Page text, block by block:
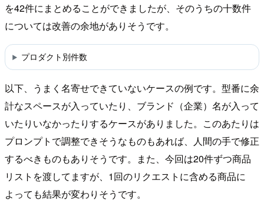
を42件にまとめることができましたが、そのうちの十数件
については改善の余地がありそうです。
プロダクト別件数
以下、うまく名寄せできていないケースの例です。型番に余
計なスペースが入っていたり、ブランド（企業）名が入って
いたりいなかったりするケースがありました。このあたりは
プロンプトで調整できそうなものもあれば、人間の手で修正
するべきものもありそうです。また、今回は20件ずつ商品
リストを渡してますが、1回のリクエストに含める商品に
よっても結果が変わりそうです。